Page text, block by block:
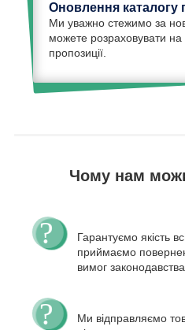
Оновлення каталогу
Ми уважно стежимо за
можете розраховувати на
пропозиції.
Чому нам
Гарантуємо якість
приймаємо
вимог
Ми відправляємо